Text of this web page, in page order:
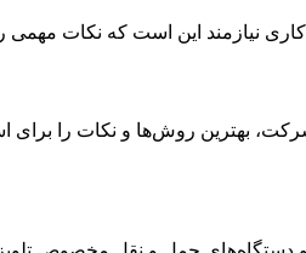
نیازمند این است که نکات مهمی
بهترین روش‌ها و نکات را برای